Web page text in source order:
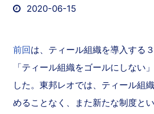
2020-06-15
前回は、ティール組織を導入する
「ティール組織をゴールにしない
した。東邦レオでは、ティール組
めることなく、また新たな制度と